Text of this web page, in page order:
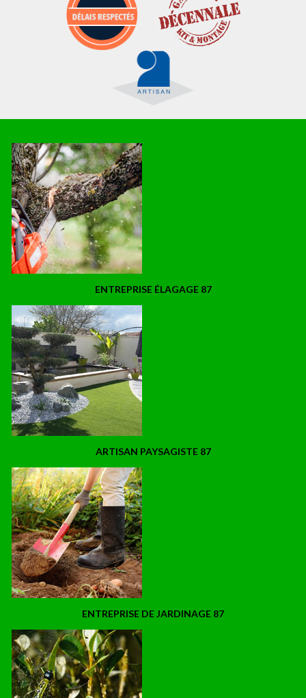
ENTREPRISE ÉLAGAGE 87
ARTISAN PAYSAGISTE 87
ENTREPRISE DE JARDINAGE 87